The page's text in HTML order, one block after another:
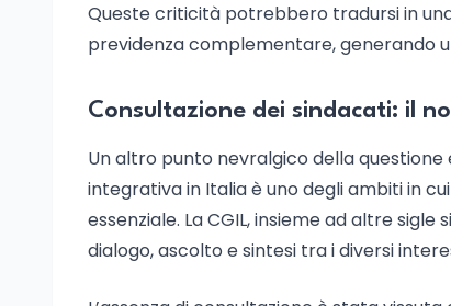
Queste criticità potrebbero tradursi in
previdenza complementare, generando
Consultazione dei sindacati: il
Un altro punto nevralgico della questione
integrativa in Italia è uno degli ambiti in
essenziale. La CGIL, insieme ad altre
dialogo, ascolto e sintesi tra i diversi